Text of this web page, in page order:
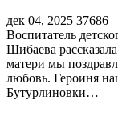
дек 04, 2025 37686
Воспитатель
Шибаева
матери мы
любовь. Героиня
Бутурлиновки…